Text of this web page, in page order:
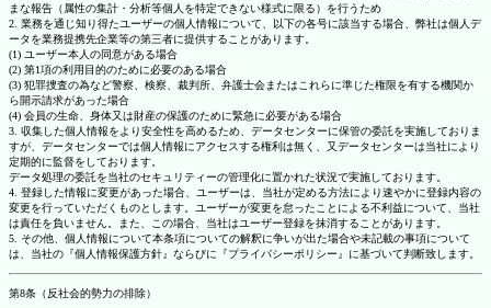
まな報告（属性の集計・分析等個人を特定できない様式に限る）を行うため
2. 業務を通じ知り得たユーザーの個人情報について、以下の各号に該当する場合、弊社は個人デ
ータを業務提携先企業等の第三者に提供することがあります。
(1) ユーザー本人の同意がある場合
(2) 第1項の利用目的のために必要のある場合
(3) 犯罪捜査の為など警察、検察、裁判所、弁護士会またはこれらに準じた権限を有する機関か
ら開示請求があった場合
(4) 会員の生命、身体又は財産の保護のために緊急に必要がある場合
3. 収集した個人情報をより安全性を高めるため、データセンターに保管の委託を実施しておりま
すが、データセンターでは個人情報にアクセスする権利は無く、又データセンターは当社により
定期的に監督をしております。
データ処理の委託を当社のセキュリティーの管理化に置かれた状況で実施しております。
4. 登録した情報に変更があった場合、ユーザーは、当社が定める方法により速やかに登録内容の
変更を行っていただくものとします。ユーザーが変更を怠ったことによる不利益について、当社
は責任を負いません。また、この場合、当社はユーザー登録を抹消することがあります。
5. その他、個人情報について本条項についての解釈に争いが出た場合や未記載の事項について
は、当社の『個人情報保護方針』ならびに『プライバシーポリシー』に基づいて判断致します。
第8条（反社会的勢力の排除）